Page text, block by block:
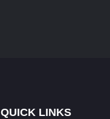
QUICK LINKS